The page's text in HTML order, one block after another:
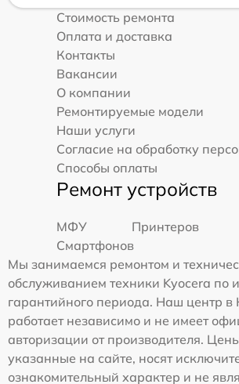
Стоимость ремонта
Оплата и доставка
Контакты
Вакансии
О компании
Ремонтируемые модели
Наши услуги
Согласие на обработку
Способы оплаты
Ремонт устройств
МФУ
Принтеров
Смартфонов
Мы занимаемся ремонтом и
обслуживанием техники Kyocera по
гарантийного периода. Наш центр в
работает независимо и не имеет
авторизации от производителя.
указанные на сайте, носят
ознакомительный характер и не